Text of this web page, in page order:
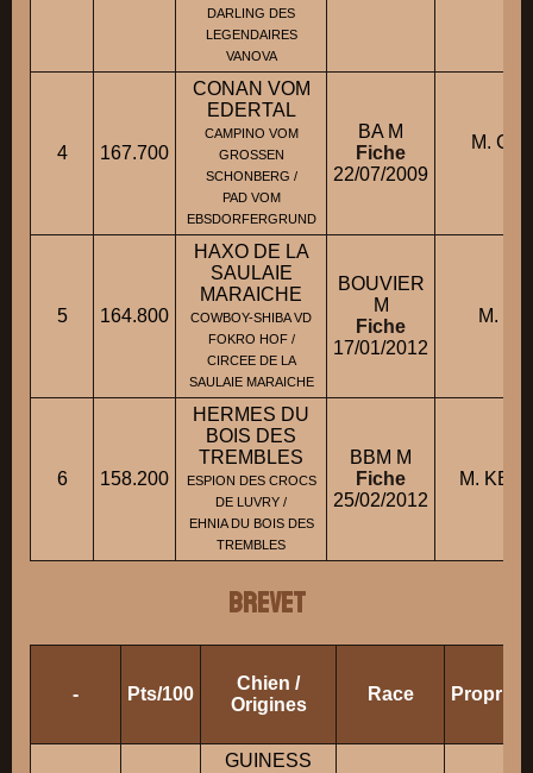
DARLING DES
LEGENDAIRES
VANOVA
4 167.700
CONAN VOM
EDERTAL
CAMPINO VOM
GROSSEN
SCHONBERG /
PAD VOM
EBSDORFERGRUND
BA M
Fiche
22/07/2009
M.
5 164.800
HAXO DE LA
SAULAIE
MARAICHE
COWBOY-SHIBA VD
FOKRO HOF /
CIRCEE DE LA
SAULAIE MARAICHE
BOUVIER
M
Fiche
17/01/2012
M.
6 158.200
HERMES DU
BOIS DES
TREMBLES
ESPION DES CROCS
DE LUVRY /
EHNIA DU BOIS DES
TREMBLES
BBM M
Fiche
25/02/2012
M.
BREVET
- Pts/100
Chien /
Origines
Race
GUINESS